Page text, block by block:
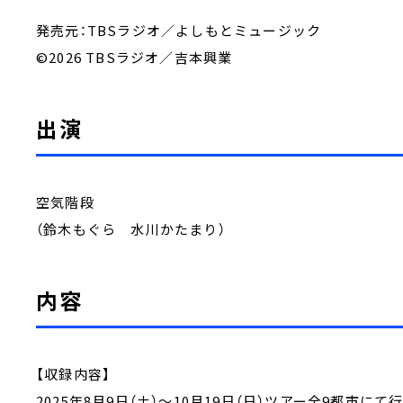
発売元：TBSラジオ／よしもとミュージック
©2026 TBSラジオ／吉本興業
出演
空気階段
（鈴木もぐら 水川かたまり）
内容
【収録内容】